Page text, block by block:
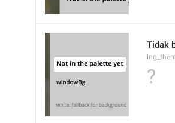
Tidak
?